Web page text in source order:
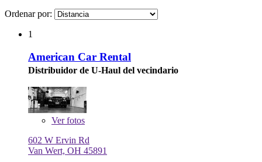
Ordenar por:
1
American Car Rental
Distribuidor de U-Haul del vecindario
Verfotos
602 W Ervin Rd
Van Wert, OH 45891